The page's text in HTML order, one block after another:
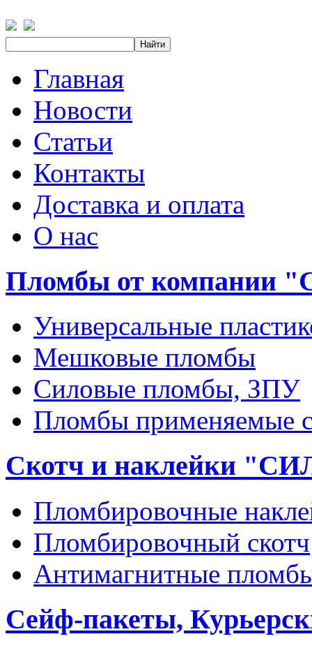
Главная
Новости
Статьи
Контакты
Доставка и оплата
О нас
Пломбы от компании
Универсальные
Мешковые пломбы
Силовые пломбы, ЗПУ
Пломбы применяемые
Скотч и наклейки
Пломбировочные
Пломбировочный скотч
Антимагнитные
Сейф-пакеты,